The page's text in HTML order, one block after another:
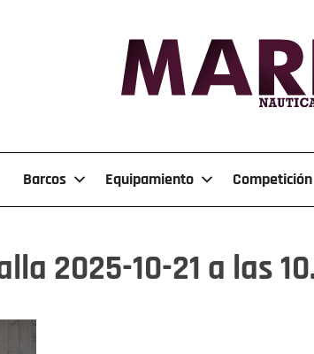
Barcos Equipamiento Competición
2025-10-21 a las